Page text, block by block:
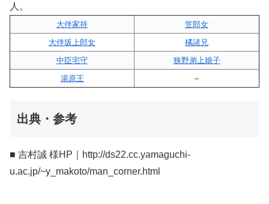
人。
大伴家持
笠郎女
大伴坂上郎女
橘諸兄
中臣宅守
狭野弟上娘子
湯原王
–
出典・参考
■ 吉村誠 様HP｜http://ds22.cc.yamaguchi-
u.ac.jp/~y_makoto/man_corner.html